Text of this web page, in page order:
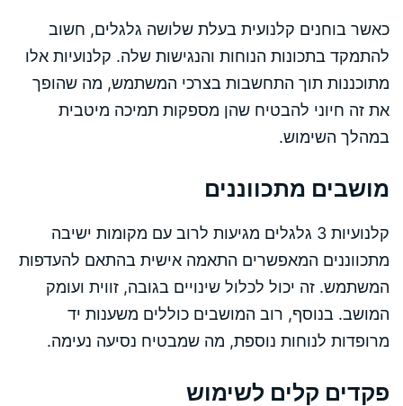
כאשר בוחנים קלנועית בעלת שלושה גלגלים, חשוב
להתמקד בתכונות הנוחות והנגישות שלה. קלנועיות אלו
מתוכננות תוך התחשבות בצרכי המשתמש, מה שהופך
את זה חיוני להבטיח שהן מספקות תמיכה מיטבית
במהלך השימוש.
מושבים מתכווננים
קלנועיות 3 גלגלים מגיעות לרוב עם מקומות ישיבה
מתכווננים המאפשרים התאמה אישית בהתאם להעדפות
המשתמש. זה יכול לכלול שינויים בגובה, זווית ועומק
המושב. בנוסף, רוב המושבים כוללים משענות יד
מרופדות לנוחות נוספת, מה שמבטיח נסיעה נעימה.
פקדים קלים לשימוש